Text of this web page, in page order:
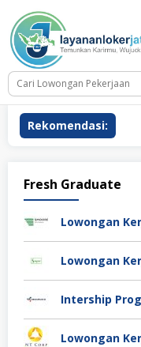
konten
Rekomendasi:
Kerja HSBC
Fresh Graduate
Lowongan